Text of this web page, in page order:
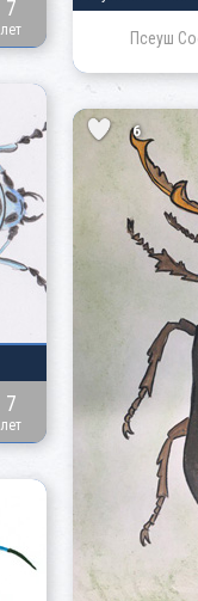
7
лет Псеуш
7
лет
6